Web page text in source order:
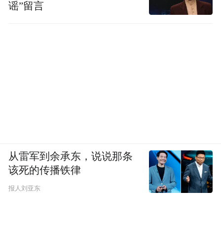
谣”留言
从雷军到余承东，说说那条
该死的传播铁律
报人刘亚东